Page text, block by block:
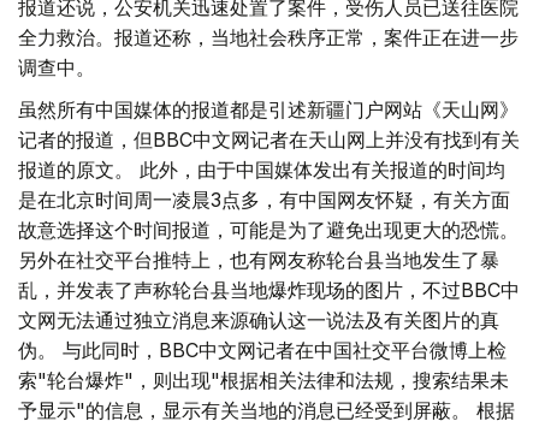
报道还说，公安机关迅速处置了案件，受伤人员已送往医院
全力救治。报道还称，当地社会秩序正常，案件正在进一步
调查中。
虽然所有中国媒体的报道都是引述新疆门户网站《天山网》
记者的报道，但BBC中文网记者在天山网上并没有找到有关
报道的原文。 此外，由于中国媒体发出有关报道的时间均
是在北京时间周一凌晨3点多，有中国网友怀疑，有关方面
故意选择这个时间报道，可能是为了避免出现更大的恐慌。
另外在社交平台推特上，也有网友称轮台县当地发生了暴
乱，并发表了声称轮台县当地爆炸现场的图片，不过BBC中
文网无法通过独立消息来源确认这一说法及有关图片的真
伪。 与此同时，BBC中文网记者在中国社交平台微博上检
索"轮台爆炸"，则出现"根据相关法律和法规，搜索结果未
予显示"的信息，显示有关当地的消息已经受到屏蔽。 根据